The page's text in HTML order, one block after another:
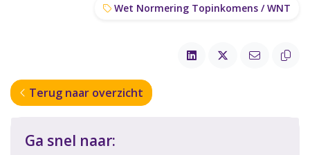
Wet Normering Topinkomens / WNT
Terug naar overzicht
Ga snel naar: